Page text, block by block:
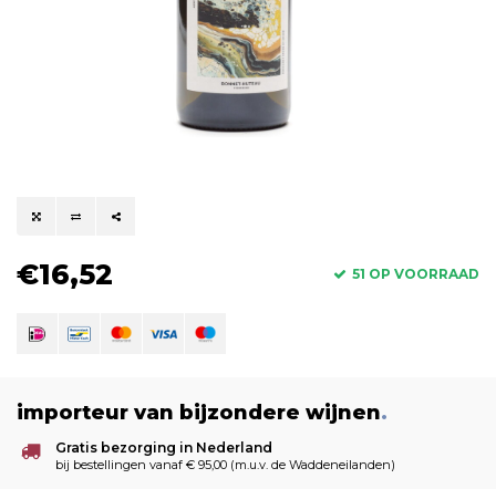
€16,52 51 OP VOORRAAD
importeur van bijzondere wijnen.
Gratis bezorging in Nederland
bij bestellingen vanaf € 95,00 (m.u.v. de Waddeneilanden)